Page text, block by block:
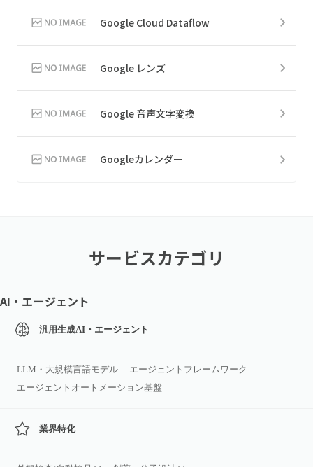
Google Cloud Dataflow
Google レンズ
Google 音声文字変換
Googleカレンダー
サービスカテゴリ
AI・エージェント
汎用生成AI・エージェント
LLM・大規模言語モデル
エージェントフレームワーク
エージェントオートメーション基盤
業界特化